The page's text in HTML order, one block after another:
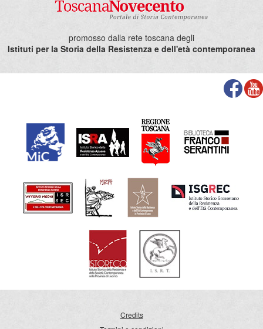
promosso dalla rete toscana degli
Istituti per la Storia della Resistenza e dell'età contemporanea
Credits